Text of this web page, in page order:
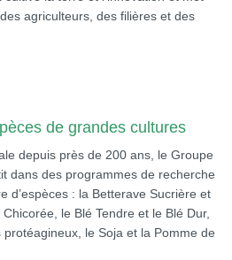
agriculteurs, des filières et des
de grandes cultures
depuis près de 200 ans, le Groupe
dans des programmes de recherche
d’espèces : la Betterave Sucrière et
le Blé Tendre et le Blé Dur,
protéagineux, le Soja et la Pomme de